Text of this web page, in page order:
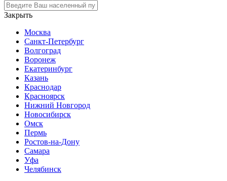
Закрыть
Москва
Санкт-Петербург
Волгоград
Воронеж
Екатеринбург
Казань
Краснодар
Красноярск
Нижний Новгород
Новосибирск
Омск
Пермь
Ростов-на-Дону
Самара
Уфа
Челябинск